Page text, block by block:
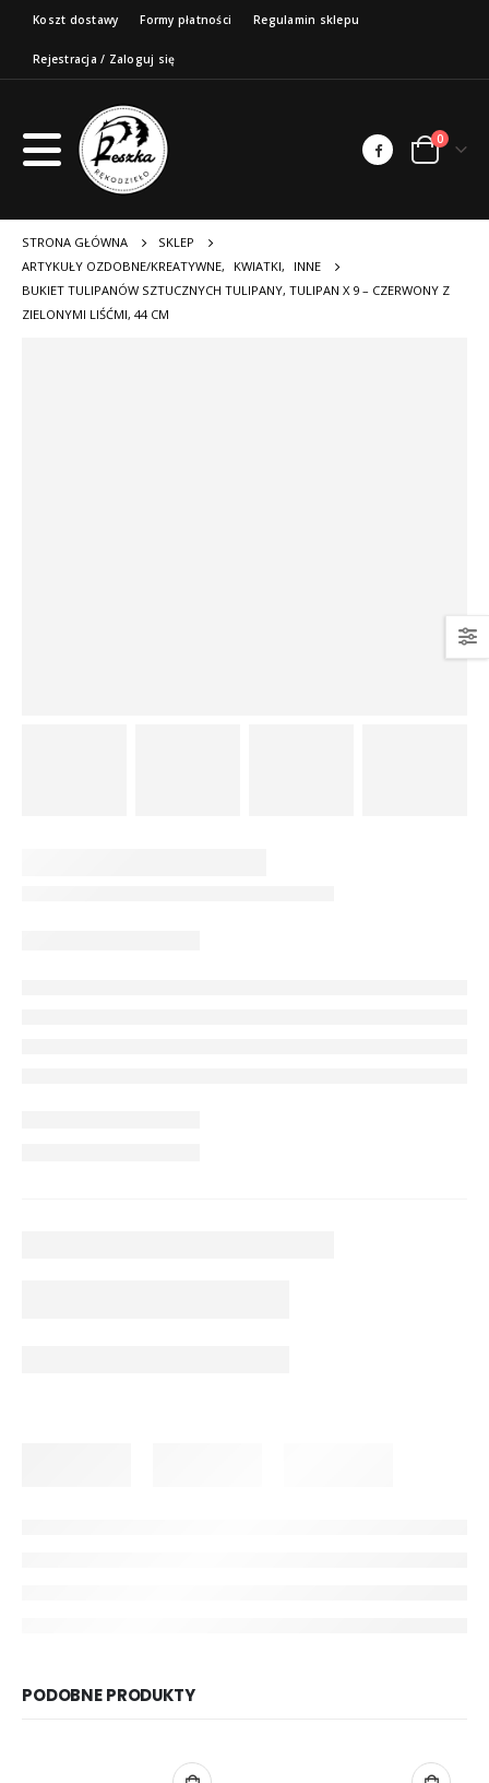
Koszt dostawy Formy płatności Regulamin sklepu
Rejestracja / Zaloguj się
0
STRONA GŁÓWNA
SKLEP
ARTYKUŁY OZDOBNE/KREATYWNE, KWIATKI,
INNE
BUKIET TULIPANÓW SZTUCZNYCH TULIPANY, TULIPAN X 9 – CZERWONY Z
ZIELONYMI LIŚĆMI, 44 CM
PODOBNE PRODUKTY